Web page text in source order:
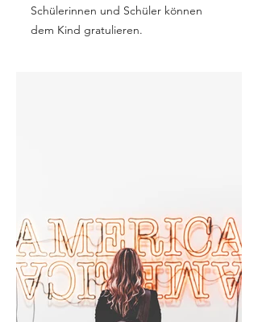
Schülerinnen und Schüler können
dem Kind gratulieren.